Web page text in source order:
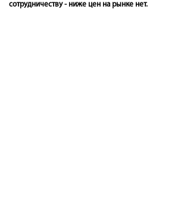
сотрудничеству - ниже цен на рынке нет.